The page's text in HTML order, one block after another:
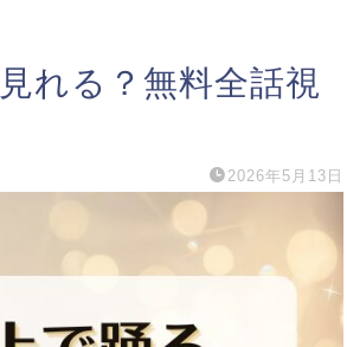
れる？無料全話視
2026年5月13日